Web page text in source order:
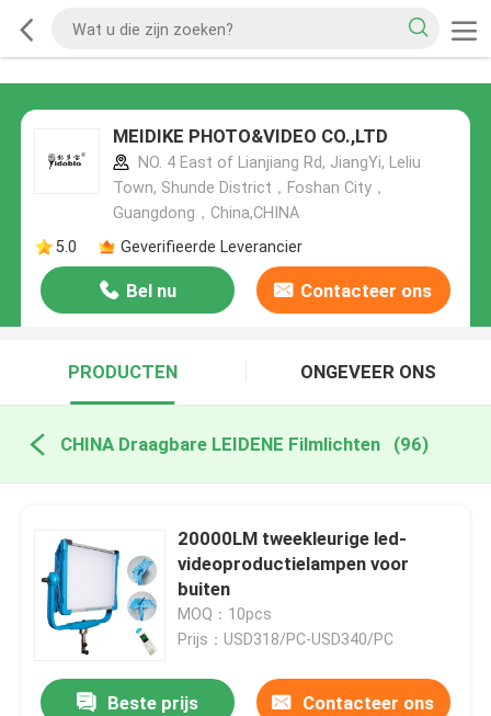
MEIDIKE PHOTO&VIDEO CO.,LTD
NO. 4 East of Lianjiang Rd, JiangYi, Leliu
Town, Shunde District，Foshan City，
Guangdong，China,CHINA
5.0
Geverifieerde Leverancier
Bel nu Contacteer ons
PRODUCTEN ONGEVEER ONS
CHINA Draagbare LEIDENE Filmlichten (96)
20000LM tweekleurige led-
videoproductielampen voor
buiten
MOQ：10pcs
Prijs：USD318/PC-USD340/PC
Beste prijs Contacteer ons